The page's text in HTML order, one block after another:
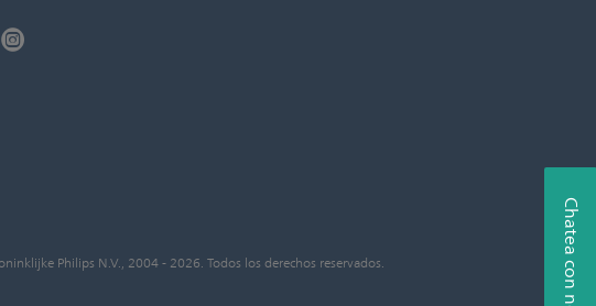
Philips N.V., 2004 - 2026. Todos los derechos reservados.